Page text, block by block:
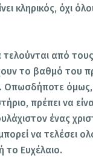
κληρικός, όχι
από τους
το βαθμό του
Οπωσδήποτε όμως,
πρέπει να
ένας
να τελέσει
το Ευχέλαιο.